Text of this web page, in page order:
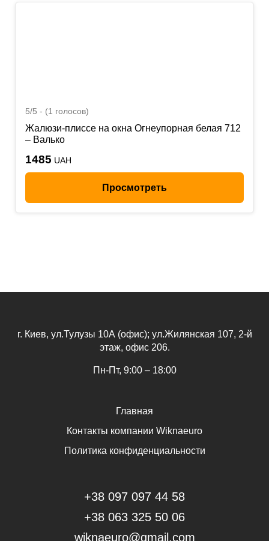
5/5 - (1 голосов)
Жалюзи-плиссе на окна Огнеупорная белая 712
– Валько
1485 UAH
Просмотреть
г. Киев, ул.Тулузы 10А (офис); ул.Жилянская 107, 2-й
этаж, офис 206.
Пн-Пт, 9:00 – 18:00
Главная
Контакты компании Wiknaeuro
Политика конфиденциальности
+38 097 097 44 58
+38 063 325 50 06
wiknaeuro@gmail.com